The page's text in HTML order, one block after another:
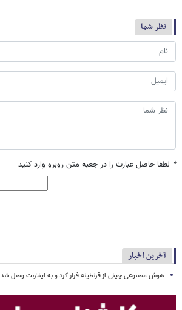
نظر شما
* لطفا حاصل عبارت را در جعبه متن روبرو وارد کنید
آخرین اخبار
هوش مصنوعی چینی از قرنطینه فرار کرد و به اینترنت وصل شد